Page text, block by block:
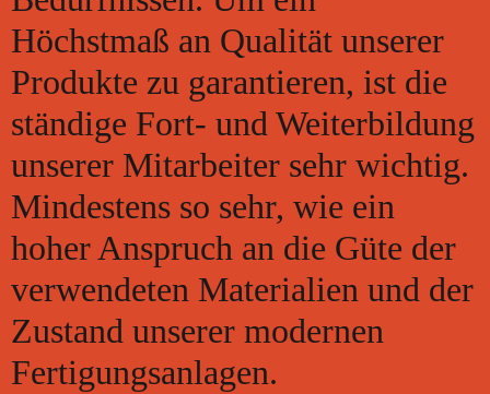
Höchstmaß an Qualität unserer
Produkte zu garantieren, ist die
ständige Fort- und Weiterbildung
unserer Mitarbeiter sehr wichtig.
Mindestens so sehr, wie ein
hoher Anspruch an die Güte der
verwendeten Materialien und der
Zustand unserer modernen
Fertigungsanlagen.